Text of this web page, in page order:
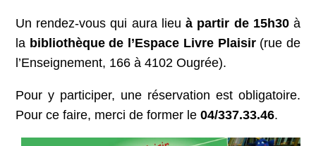
Un rendez-vous qui aura lieuà partir de 15h30à
la bibliothèque de l’Espace Livre Plaisir(rue de
l’Enseignement, 166 à 4102 Ougrée).
Pour y participer, une réservation est obligatoire.
Pour ce faire, merci de former le 04/337.33.46.